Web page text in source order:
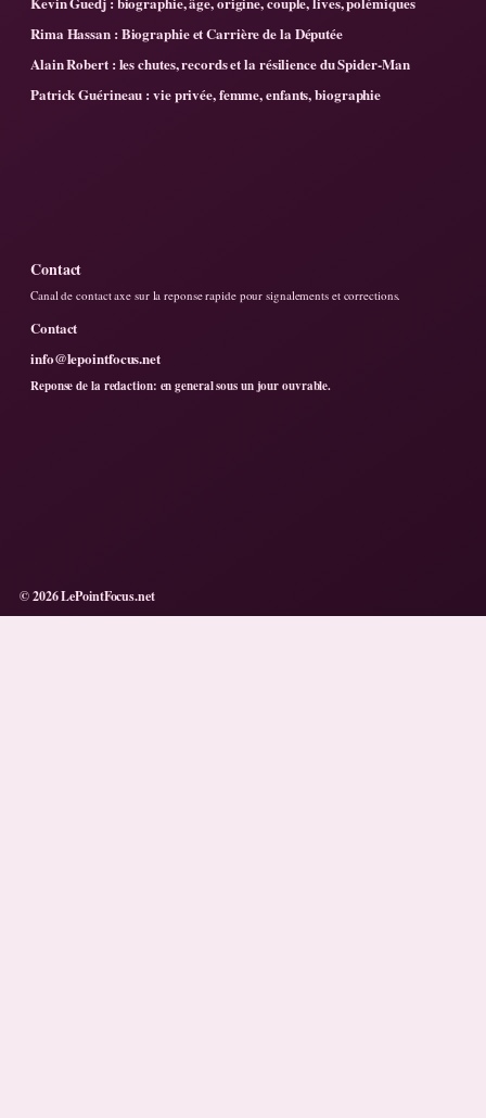
Rima Hassan : Biographie et Carrière de la Députée
Alain Robert : les chutes, records et la résilience du Spider-Man
Patrick Guérineau : vie privée, femme, enfants, biographie
Contact
Canal de contact axe sur la reponse rapide pour signalements et corrections.
Contact
info@lepointfocus.net
Reponse de la redaction: en general sous un jour ouvrable.
© 2026 LePointFocus.net